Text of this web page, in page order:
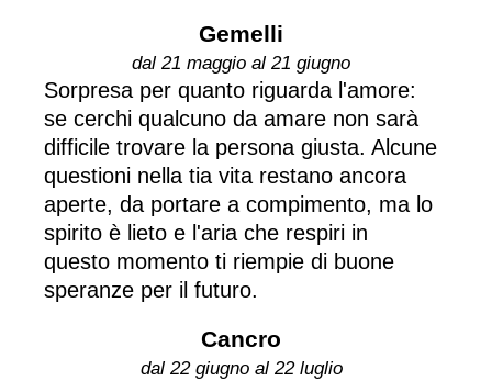
Gemelli
dal 21 maggio al 21 giugno
Sorpresa per quanto riguarda l'amore:
se cerchi qualcuno da amare non sarà
difficile trovare la persona giusta. Alcune
questioni nella tia vita restano ancora
aperte, da portare a compimento, ma lo
spirito è lieto e l'aria che respiri in
questo momento ti riempie di buone
speranze per il futuro.
Cancro
dal 22 giugno al 22 luglio